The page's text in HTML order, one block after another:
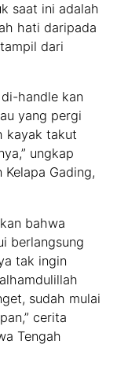
saat ini adalah
hati daripada
dari
handle kan
yang pergi
kayak takut
ungkap
Gading,
bahwa
berlangsung
tak ingin
sudah mulai
cerita
Tengah